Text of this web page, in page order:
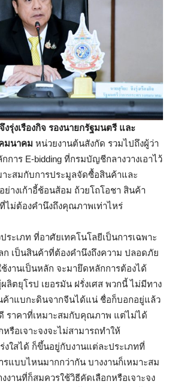
งรุ่งเรืองกิจ รองนายกรัฐมนตรี และ
มนาคม หน่วยงานต้นสังกัด รวมไปถึงผู้ว่า
การ E-bidding ที่กรมบัญชีกลางวางเอาไว้
าะสมกับการประมูลจัดซื้อสินค้าและ
างเก้าอี้ช้อนส้อม ถ้วยโถโอชา สินค้า
ม่ต้องคำนึงถึงคุณภาพเท่าไหร่
ะเภท ที่อาศัยเทคโนโลยีเป็นการเฉพาะ
เป็นสินค้าที่ต้องคำนึงถึงความ ปลอดภัย
งานเป็นหลัก จะมายึดหลักการต้องได้
ลิตยุโรป เยอรมัน ฝรั่งเศส พวกนี้ ไม่มีทาง
ค้าแบกะดินจากจีนได้แน่ ชื่อก็บอกอยู่แล้ว
ราคาที่เหมาะสมกับคุณภาพ แต่ไม่ได้
รือเจาะจงจะไม่สามารถทำให้
งใสได้ ก็ขึ้นอยู่กับงานแต่ละประเภทที่
รแบบไหนมากกว่ากัน บางงานก็เหมาะสม
านที่ก็สมควรใช้วิธีคัดเลือกหรือเจาะจง